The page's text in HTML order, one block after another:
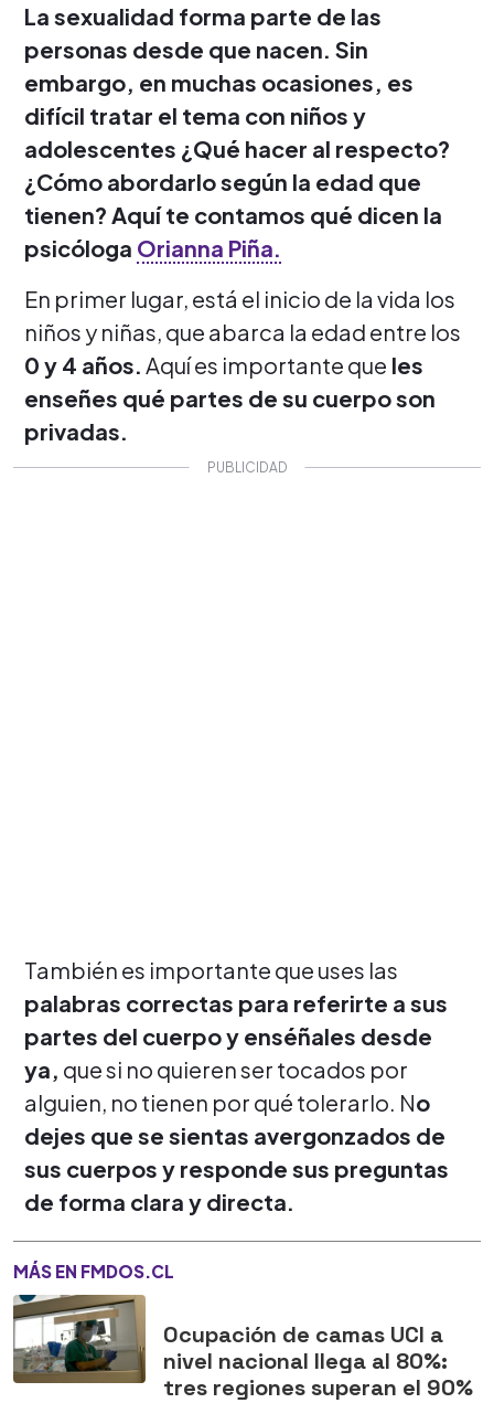
La sexualidad forma parte de las
personas desde que nacen. Sin
embargo, en muchas ocasiones, es
difícil tratar el tema con niños y
adolescentes ¿Qué hacer al respecto?
¿Cómo abordarlo según la edad que
tienen? Aquí te contamos qué dicen la
psicóloga Orianna Piña.
En primer lugar, está el inicio de la vida los
niños y niñas, que abarca la edad entre los
0 y 4 años. Aquí es importante que les
enseñes qué partes de su cuerpo son
privadas.
También es importante que uses las
palabras correctas para referirte a sus
partes del cuerpo y enséñales desde
ya, que si no quieren ser tocados por
alguien, no tienen por qué tolerarlo. No
dejes que se sientas avergonzados de
sus cuerpos y responde sus preguntas
de forma clara y directa.
MÁS EN FMDOS.CL
Ocupación de camas UCI a
nivel nacional llega al 80%:
tres regiones superan el 90%